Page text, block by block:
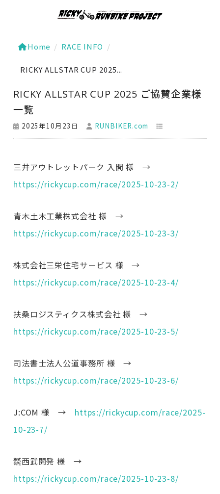
Home / RACE INFO /
RICKY ALLSTAR CUP 2025...
RICKY ALLSTAR CUP 2025 ご協賛企業様
一覧
2025年10月23日 RUNBIKER.com
三井アウトレットパーク 入間 様 →
https://rickycup.com/race/2025-10-23-2/
青木土木工業株式会社 様 →
https://rickycup.com/race/2025-10-23-3/
株式会社三栄住宅サービス 様 →
https://rickycup.com/race/2025-10-23-4/
扶桑ロジスティクス株式会社 様 →
https://rickycup.com/race/2025-10-23-5/
司法書士法人公道事務所 様 →
https://rickycup.com/race/2025-10-23-6/
J:COM 様 → https://rickycup.com/race/2025-
10-23-7/
㍿西武開発 様 →
https://rickycup.com/race/2025-10-23-8/